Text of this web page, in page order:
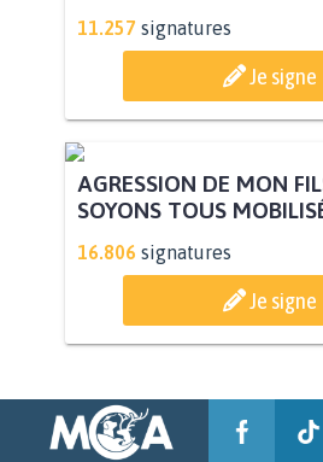
STOP AU PROJET
AUTOUR DE LA
11.257 signatures
Je signe